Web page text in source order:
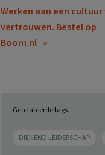
Werken aan een cultuur
vertrouwen. Bestel op
Boom.nl
Gerelateerde tags
DIENEND LEIDERSCHAP